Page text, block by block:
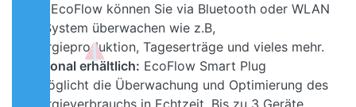
von EcoFlow können Sie via Bluetooth oder WLAN
Ihr System überwachen wie z.B,
Energieproduktion, Tageserträge und vieles mehr.
Optional erhältlich: EcoFlow Smart Plug
ermöglicht die Überwachung und Optimierung des